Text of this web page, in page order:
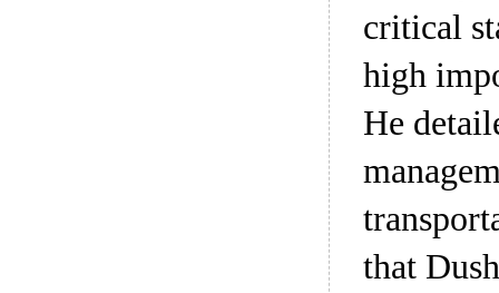
critical
high
He
that